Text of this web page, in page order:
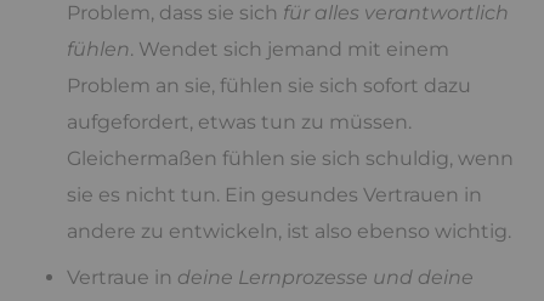
Problem, dass sie sich für alles verantwortlich
fühlen. Wendet sich jemand mit einem
Problem an sie, fühlen sie sich sofort dazu
aufgefordert, etwas tun zu müssen.
Gleichermaßen fühlen sie sich schuldig, wenn
sie es nicht tun. Ein gesundes Vertrauen in
andere zu entwickeln, ist also ebenso wichtig.
Vertraue in deine Lernprozesse und deine